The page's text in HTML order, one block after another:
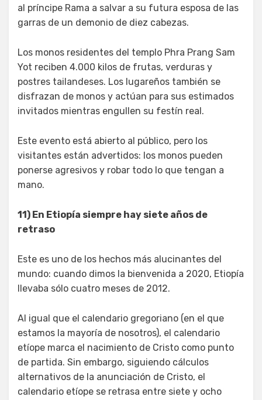
al príncipe Rama a salvar a su futura esposa de las
garras de un demonio de diez cabezas.
Los monos residentes del templo Phra Prang Sam
Yot reciben 4.000 kilos de frutas, verduras y
postres tailandeses. Los lugareños también se
disfrazan de monos y actúan para sus estimados
invitados mientras engullen su festín real.
Este evento está abierto al público, pero los
visitantes están advertidos: los monos pueden
ponerse agresivos y robar todo lo que tengan a
mano.
11) En Etiopía siempre hay siete años de
retraso
Este es uno de los hechos más alucinantes del
mundo: cuando dimos la bienvenida a 2020, Etiopía
llevaba sólo cuatro meses de 2012.
Al igual que el calendario gregoriano (en el que
estamos la mayoría de nosotros), el calendario
etíope marca el nacimiento de Cristo como punto
de partida. Sin embargo, siguiendo cálculos
alternativos de la anunciación de Cristo, el
calendario etíope se retrasa entre siete y ocho